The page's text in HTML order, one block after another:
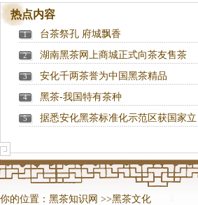
热点内容
1 台茶祭孔 府城飘香
2 湖南黑茶网上商城正式向茶友售茶
3 安化千两茶誉为中国黑茶精品
4 黑茶-我国特有茶种
5
据悉安化黑茶标准化示范区获国家立
你的位置： 黑茶知识网 >>黑茶文化